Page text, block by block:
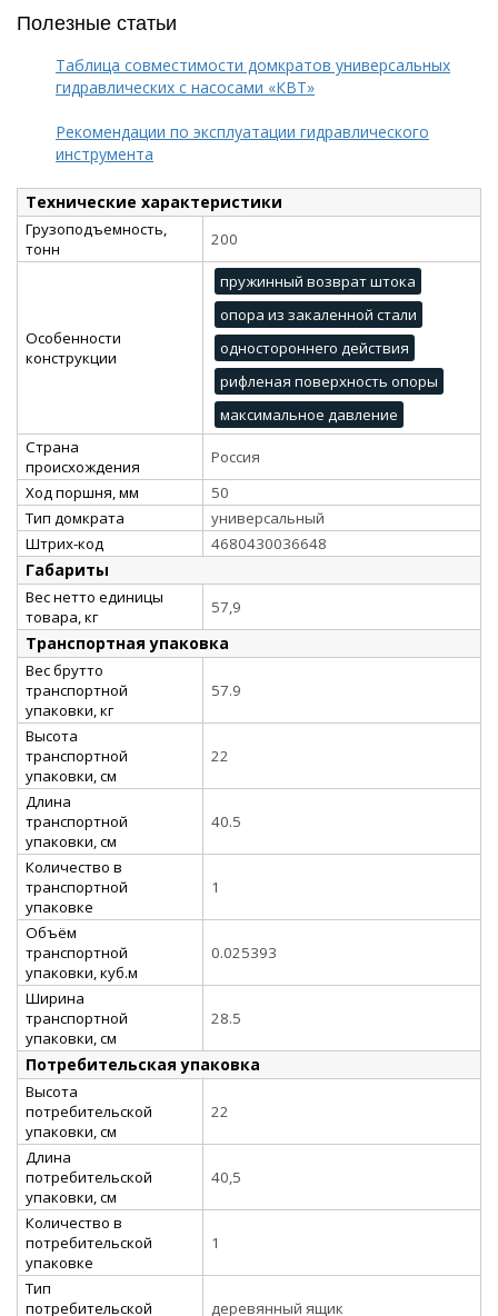
Полезные статьи
Таблица совместимости домкратов универсальных
гидравлических с насосами «КВТ»
Рекомендации по эксплуатации гидравлического
инструмента
Технические характеристики
Грузоподъемность,
тонн
200
Особенности
конструкции
пружинный возврат штока
опора из закаленной стали
одностороннего действия
рифленая поверхность опоры
максимальное давление
Страна
происхождения
Россия
Ход поршня, мм
50
Тип домкрата
универсальный
Штрих-код
4680430036648
Габариты
Вес нетто единицы
товара, кг
57,9
Транспортная упаковка
Вес брутто
транспортной
упаковки, кг
57.9
Высота
транспортной
упаковки, см
22
Длина
транспортной
упаковки, см
40.5
Количество в
транспортной
упаковке
1
Объём
транспортной
упаковки, куб.м
0.025393
Ширина
транспортной
упаковки, см
28.5
Потребительская упаковка
Высота
потребительской
упаковки, см
22
Длина
потребительской
упаковки, см
40,5
Количество в
потребительской
упаковке
1
Тип
потребительской
деревянный ящик